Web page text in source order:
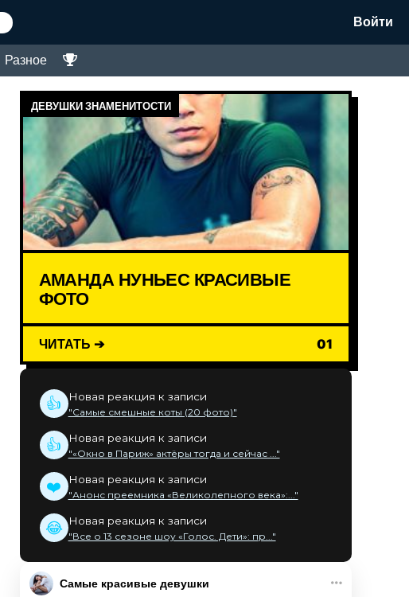
Войти
Разное
ДЕВУШКИ ЗНАМЕНИТОСТИ
АМАНДА НУНЬЕС КРАСИВЫЕ
ФОТО
ЧИТАТЬ ➔ 01
👍 Новая реакция к записи
"Самые смешные коты (20 фото)"
👍 Новая реакция к записи
"«Окно в Париж» актёры тогда и сейчас ..."
❤️ Новая реакция к записи
"Анонс преемника «Великолепного века»:..."
😂 Новая реакция к записи
"Все о 13 сезоне шоу «Голос. Дети»: пр..."
Самые красивые девушки